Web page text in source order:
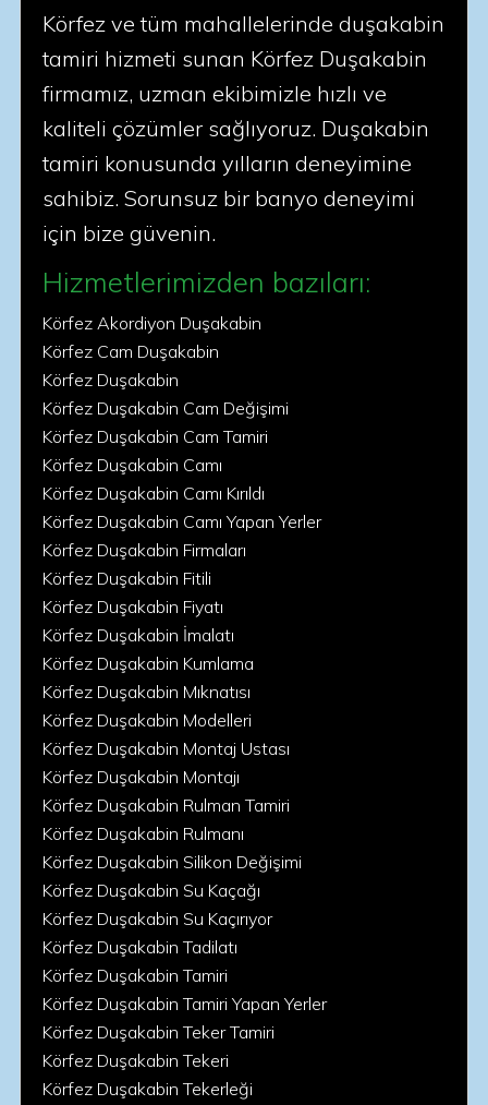
Körfez ve tüm mahallelerinde duşakabin
tamiri hizmeti sunan Körfez Duşakabin
firmamız, uzman ekibimizle hızlı ve
kaliteli çözümler sağlıyoruz. Duşakabin
tamiri konusunda yılların deneyimine
sahibiz. Sorunsuz bir banyo deneyimi
için bize güvenin.
Hizmetlerimizden bazıları:
Körfez Akordiyon Duşakabin
Körfez Cam Duşakabin
Körfez Duşakabin
Körfez Duşakabin Cam Değişimi
Körfez Duşakabin Cam Tamiri
Körfez Duşakabin Camı
Körfez Duşakabin Camı Kırıldı
Körfez Duşakabin Camı Yapan Yerler
Körfez Duşakabin Firmaları
Körfez Duşakabin Fitili
Körfez Duşakabin Fiyatı
Körfez Duşakabin İmalatı
Körfez Duşakabin Kumlama
Körfez Duşakabin Mıknatısı
Körfez Duşakabin Modelleri
Körfez Duşakabin Montaj Ustası
Körfez Duşakabin Montajı
Körfez Duşakabin Rulman Tamiri
Körfez Duşakabin Rulmanı
Körfez Duşakabin Silikon Değişimi
Körfez Duşakabin Su Kaçağı
Körfez Duşakabin Su Kaçırıyor
Körfez Duşakabin Tadilatı
Körfez Duşakabin Tamiri
Körfez Duşakabin Tamiri Yapan Yerler
Körfez Duşakabin Teker Tamiri
Körfez Duşakabin Tekeri
Körfez Duşakabin Tekerleği